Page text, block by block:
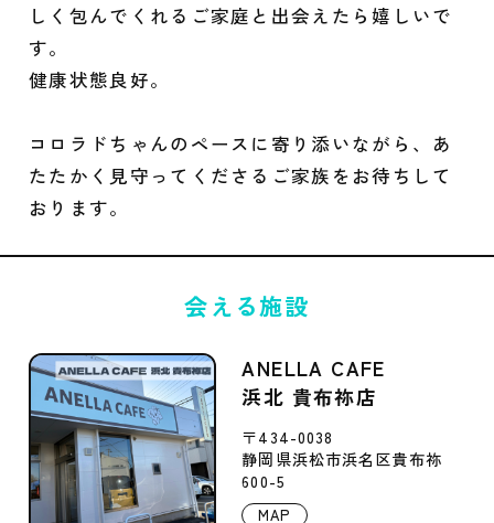
しく包んでくれるご家庭と出会えたら嬉しいで
す。
健康状態良好。
コロラドちゃんのペースに寄り添いながら、あ
たたかく見守ってくださるご家族をお待ちして
おります。
会える施設
ANELLA CAFE
浜北 貴布祢店
〒434-0038
静岡県浜松市浜名区貴布祢
600-5
MAP